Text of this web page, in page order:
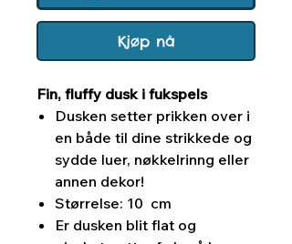
Kjøp nå
Fin, fluffy dusk i fukspels
Dusken setter prikken over i
en både til dine strikkede og
sydde luer, nøkkelrinng eller
annen dekor!
Størrelse: 10 cm
Er dusken blit flat og